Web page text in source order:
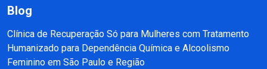
Blog
Clínica de Recuperação Só para Mulheres com Tratamento
Humanizado para Dependência Química e Alcoolismo
Feminino em São Paulo e Região